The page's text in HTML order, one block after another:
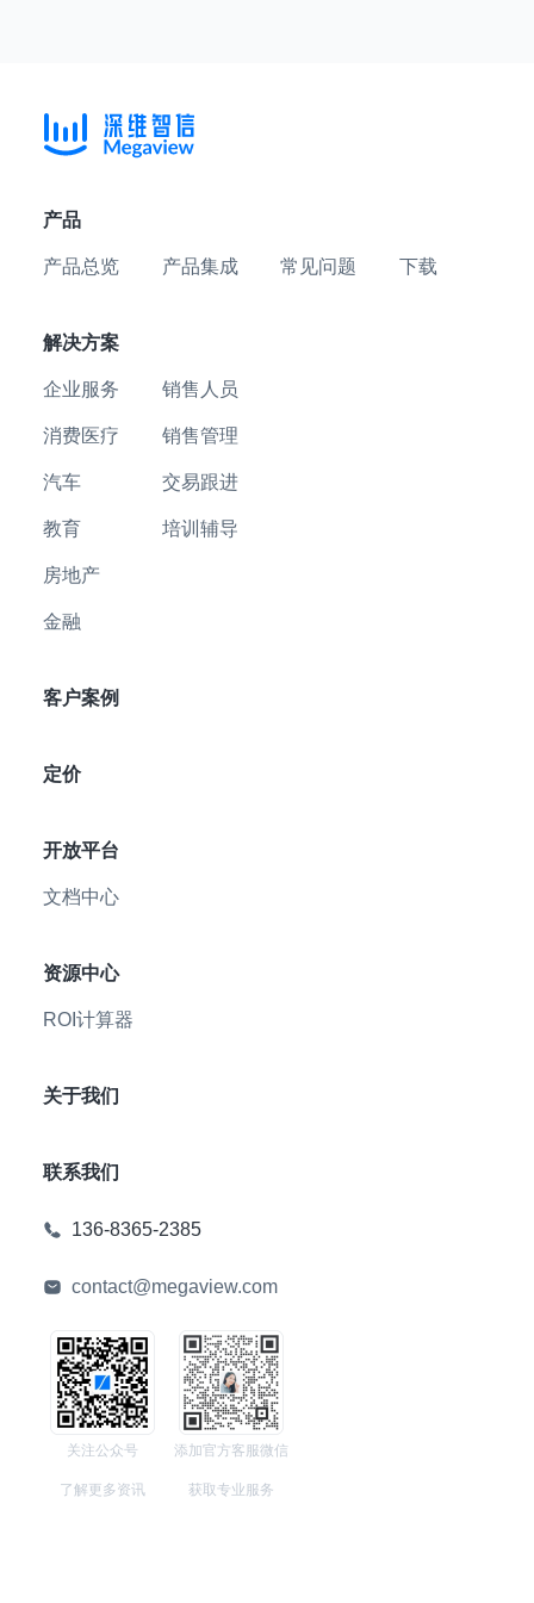
产品
产品总览 产品集成 常见问题 下载
解决方案
企业服务
消费医疗
汽车
教育
房地产
金融
销售人员
销售管理
交易跟进
培训辅导
客户案例
定价
开放平台
文档中心
资源中心
ROI计算器
关于我们
联系我们
136-8365-2385
contact@megaview.com
关注公众号
了解更多资讯
添加官方客服微信
获取专业服务